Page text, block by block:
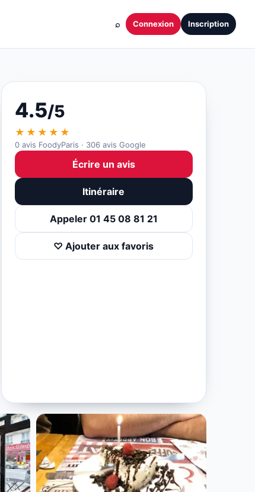
⌕ Connexion Inscription
4.5/5
★★★★★
0 avis FoodyParis · 306 avis Google
Écrire un avis
Itinéraire
Appeler 01 45 08 81 21
♡ Ajouter aux favoris